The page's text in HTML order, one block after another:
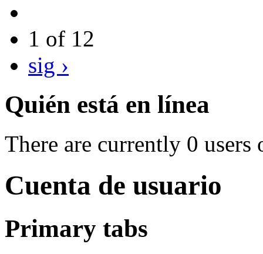
1 of 12
sig ›
Quién está en línea
There are currently 0 users
Cuenta de usuario
Primary tabs